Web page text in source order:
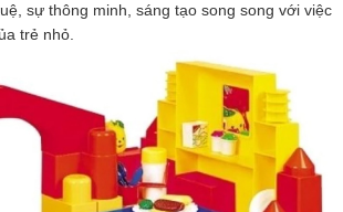
sự thông minh, sáng tạo song song với việc
trẻ nhỏ.